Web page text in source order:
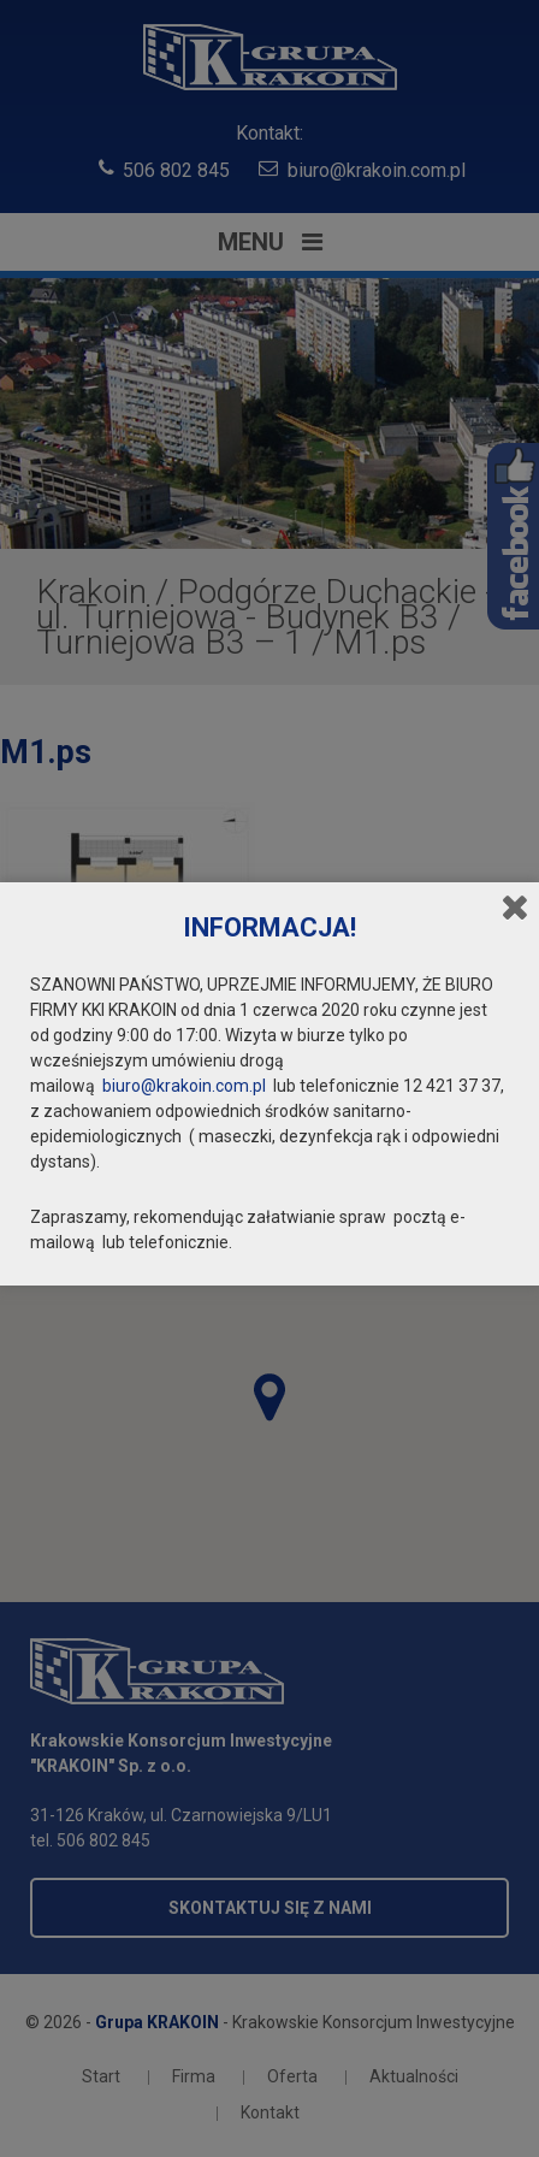
Kontakt:
506 802 845
biuro@krakoin.com.pl
MENU
Krakoin / Podgórze Duchackie -
ul. Turniejowa - Budynek B3/
Turniejowa B3 – 1/M1.ps
M1.ps
Krakowskie Konsorcjum Inwestycyjne
"KRAKOIN" Sp. z o.o.
31-126 Kraków, ul. Czarnowiejska 9/LU1
tel. 506 802 845
SKONTAKTUJ SIĘ Z NAMI
© 2026 - Grupa KRAKOIN - Krakowskie Konsorcjum Inwestycyjne
Start Firma Oferta
Aktualności
Kontakt
INFORMACJA!
SZANOWNI PAŃSTWO, UPRZEJMIE INFORMUJEMY, ŻE BIURO
FIRMY KKI KRAKOIN od dnia 1 czerwca 2020 roku czynne jest
od godziny 9:00 do 17:00. Wizyta w biurze tylko po
wcześniejszym umówieniu drogą
mailową biuro@krakoin.com.pl
lub telefonicznie 12 421 37 37,
z zachowaniem odpowiednich środków sanitarno-
epidemiologicznych ( maseczki, dezynfekcja rąk i odpowiedni
dystans).
Zapraszamy, rekomendując załatwianie spraw pocztą e-
mailową lub telefonicznie.